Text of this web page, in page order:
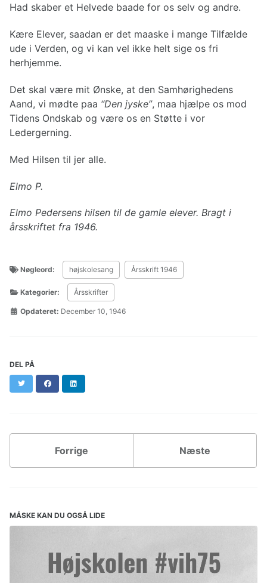
Had skaber et Helvede baade for os selv og andre.
Kære Elever, saadan er det maaske i mange Tilfælde
ude i Verden, og vi kan vel ikke helt sige os fri
herhjemme.
Det skal være mit Ønske, at den Samhørighedens
Aand, vi mødte paa “Den jyske”, maa hjælpe os mod
Tidens Ondskab og være os en Støtte i vor
Ledergerning.
Med Hilsen til jer alle.
Elmo P.
Elmo Pedersens hilsen til de gamle elever. Bragt i
årsskriftet fra 1946.
Nøgleord: højskolesang Årsskrift 1946
Kategorier: Årsskrifter
Opdateret: December 10, 1946
DEL PÅ
Twitter Facebook
Forrige Næste
MÅSKE KAN DU OGSÅ LIDE